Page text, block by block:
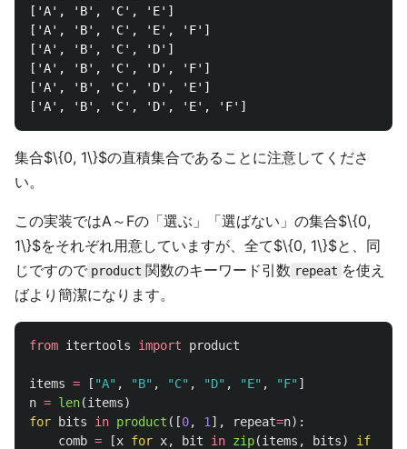
['A', 'B', 'C', 'E']
['A', 'B', 'C', 'E', 'F']
['A', 'B', 'C', 'D']
['A', 'B', 'C', 'D', 'F']
['A', 'B', 'C', 'D', 'E']
集合$\{0, 1\}$の直積集合であることに注意してくださ
い。
この実装ではA～Fの「選ぶ」「選ばない」の集合$\{0,
1\}$をそれぞれ用意していますが、全て$\{0, 1\}$と、同
じですので product 関数のキーワード引数 repeat を使え
ばより簡潔になります。
from itertools import product
items = [ "A" , "B" , "C" , "D" , "E" , "F" ]
n = len(items)
for
bits in product ([0, 1 ], repeat=n):
comb = [x for x, bit in zip(items , bits) if